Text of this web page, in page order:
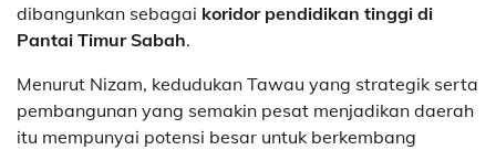
dibangunkan sebagai koridor pendidikan tinggi di
Pantai Timur Sabah.
Menurut Nizam, kedudukan Tawau yang strategik serta
pembangunan yang semakin pesat menjadikan daerah
itu mempunyai potensi besar untuk berkembang